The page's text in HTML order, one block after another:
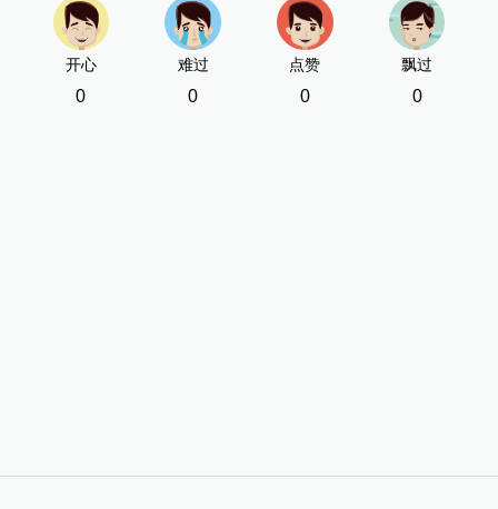
开心
0
难过
0
点赞
0
飘过
0